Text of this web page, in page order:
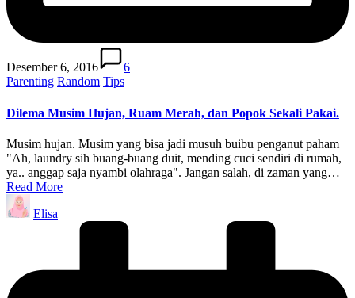
Desember 6, 2016
6
Posted
Parenting Random Tips
Dilema Musim Hujan, Ruam Merah, dan Popok Sekali Pakai.
Musim hujan. Musim yang bisa jadi musuh buibu penganut paham
"Ah, laundry sih buang-buang duit, mending cuci sendiri di rumah,
ya.. anggap saja nyambi olahraga". Jangan salah, di zaman yang…
Read More
Posted
by
Elisa